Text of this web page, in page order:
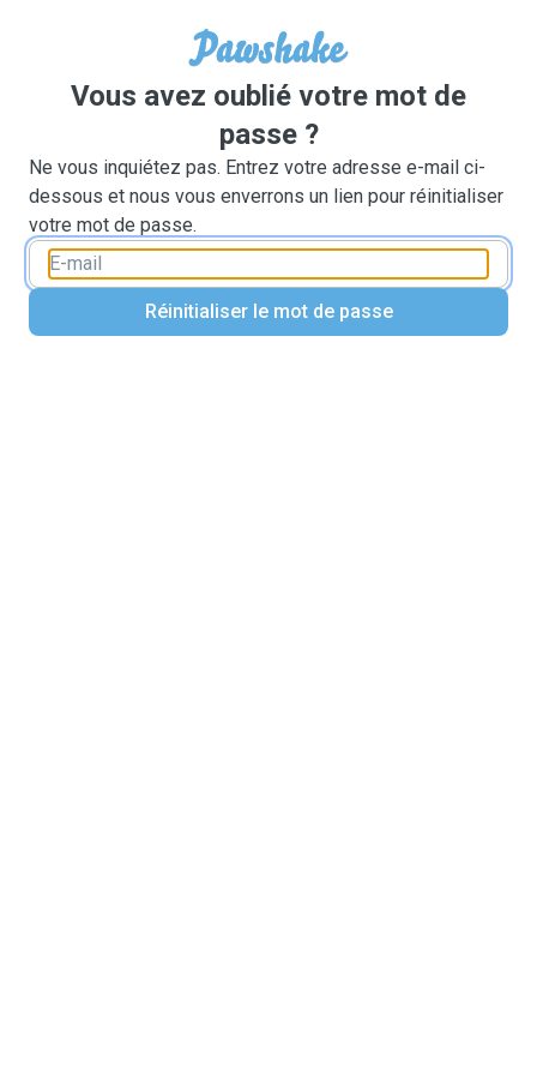
Vous avez oublié votre mot de
passe ?
Ne vous inquiétez pas. Entrez votre adresse e-mail ci-
dessous et nous vous enverrons un lien pour réinitialiser
votre mot de passe.
Réinitialiser le mot de passe